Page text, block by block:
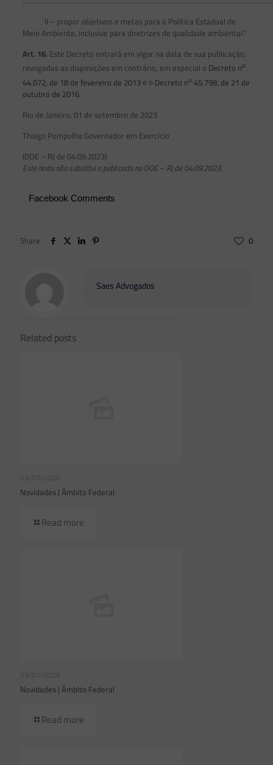
II – propor objetivos e metas para a Política Estadual de
Meio Ambiente, inclusive para diretrizes de qualidade ambiental.”
Art. 16.Este Decreto entrará em vigor na data de sua publicação,
revogadas as disposições em contrário, em especial o Decreto no
44.072, de 18 de fevereiro de 2013 e o Decreto no 45.798, de 21 de
outubro de 2016.
Rio de Janeiro, 01 de setembro de 2023
Thiago Pompolha Governador em Exercício
(DOE – RJ de 04.09.2023)
Este texto não substitui o publicado no DOE – RJ de 04.09.2023.
Facebook Comments
Share 0
Saes Advogados
Related posts
23/07/2026
Novidades | Âmbito Federal
Read more
23/07/2026
Novidades | Âmbito Federal
Read more